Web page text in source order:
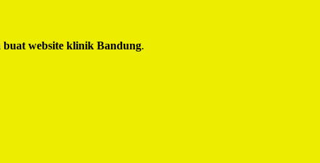
buat website klinik Bandung.